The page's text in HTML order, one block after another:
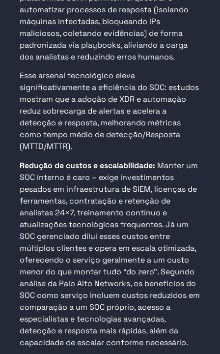
automatizar processos de resposta (isolando
máquinas infectadas, bloqueando IPs
maliciosos, coletando evidências) de forma
padronizada via playbooks, aliviando a carga
dos analistas e reduzindo erros humanos.
Esse arsenal tecnológico eleva
significativamente a eficiência do SOC: estudos
mostram que a adoção de XDR e automação
reduz sobrecarga de alertas e acelera a
detecção e resposta, melhorando métricas
como tempo médio de detecção/Resposta
(MTTD/MTTR).
Redução de custos e escalabilidade: Manter um
SOC interno é caro – exige investimentos
pesados em infraestrutura de SIEM, licenças de
ferramentas, contratação e retenção de
analistas 24×7, treinamento contínuo e
atualizações tecnológicas frequentes. Já um
SOC gerenciado dilui esses custos entre
múltiplos clientes e opera em escala otimizada,
oferecendo o serviço geralmente a um custo
menor do que montar tudo “do zero”. Segundo
análise da Palo Alto Networks, os benefícios do
SOC como serviço incluem custos reduzidos em
comparação a um SOC próprio, acesso a
especialistas e tecnologias avançadas,
detecção e resposta mais rápidas, além da
capacidade de escalar conforme necessário.